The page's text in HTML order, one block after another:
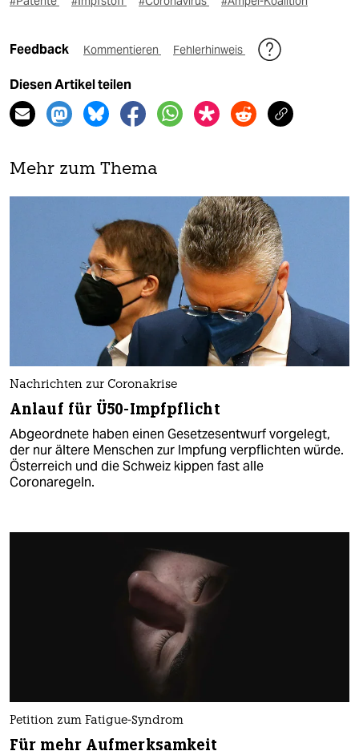
Feedback Kommentieren Fehlerhinweis
Diesen Artikel teilen
Mehr zum Thema
Nachrichten zur Coronakrise
Anlauf für Ü50-Impfpflicht
Abgeordnete haben einen Gesetzesentwurf vorgelegt,
der nur ältere Menschen zur Impfung verpflichten würde.
Österreich und die Schweiz kippen fast alle
Coronaregeln.
Petition zum Fatigue-Syndrom
Für mehr Aufmerksamkeit